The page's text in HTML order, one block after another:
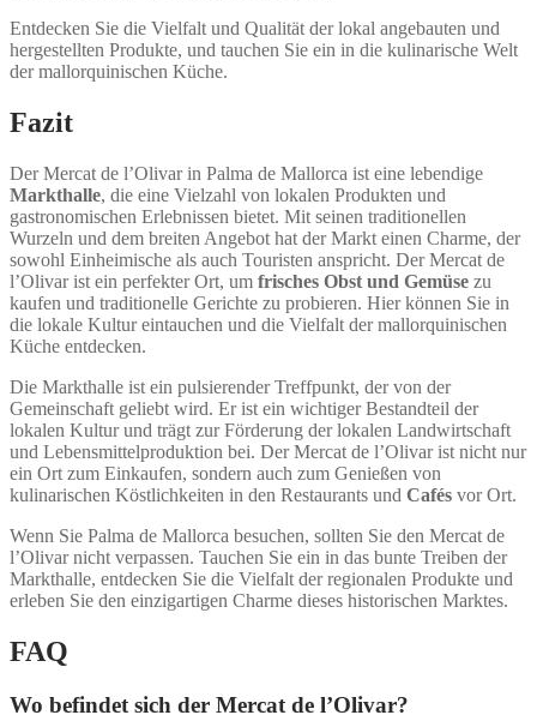
Entdecken Sie die Vielfalt und Qualität der lokal angebauten und
hergestellten Produkte, und tauchen Sie ein in die kulinarische Welt
der mallorquinischen Küche.
Fazit
Der Mercat de l’Olivar in Palma de Mallorca ist eine lebendige
Markthalle, die eine Vielzahl von lokalen Produkten und
gastronomischen Erlebnissen bietet. Mit seinen traditionellen
Wurzeln und dem breiten Angebot hat der Markt einen Charme, der
sowohl Einheimische als auch Touristen anspricht. Der Mercat de
l’Olivar ist ein perfekter Ort, um frisches Obst und Gemüse zu
kaufen und traditionelle Gerichte zu probieren. Hier können Sie in
die lokale Kultur eintauchen und die Vielfalt der mallorquinischen
Küche entdecken.
Die Markthalle ist ein pulsierender Treffpunkt, der von der
Gemeinschaft geliebt wird. Er ist ein wichtiger Bestandteil der
lokalen Kultur und trägt zur Förderung der lokalen Landwirtschaft
und Lebensmittelproduktion bei. Der Mercat de l’Olivar ist nicht nur
ein Ort zum Einkaufen, sondern auch zum Genießen von
kulinarischen Köstlichkeiten in den Restaurants und Cafés vor Ort.
Wenn Sie Palma de Mallorca besuchen, sollten Sie den Mercat de
l’Olivar nicht verpassen. Tauchen Sie ein in das bunte Treiben der
Markthalle, entdecken Sie die Vielfalt der regionalen Produkte und
erleben Sie den einzigartigen Charme dieses historischen Marktes.
FAQ
Wo befindet sich der Mercat de l’Olivar?